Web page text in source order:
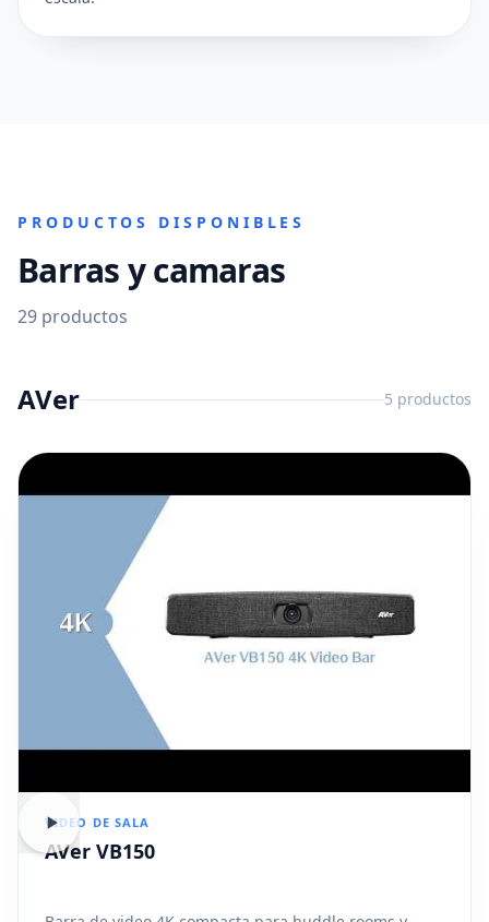
PRODUCTOS DISPONIBLES
Barras y camaras
29 productos
AVer 5 productos
VIDEO DE SALA
AVer VB150